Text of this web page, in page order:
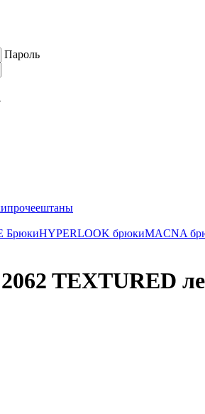
Пароль
прочеештаны
БрюкиHYPERLOOK брюкиMACNA
TEXTURED